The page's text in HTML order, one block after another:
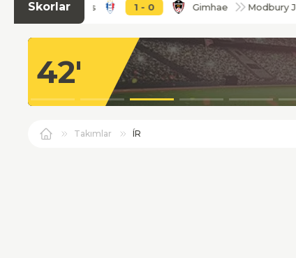
Skorlar
S. Bluewings 1- Gimhae Modbury Jets (K)
42'
Takımlar ÍR